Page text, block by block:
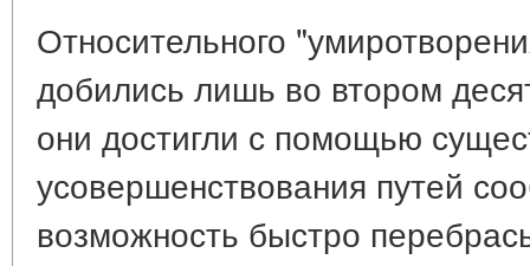
Относительного
добились лишь во втором
они достигли с помощью
усовершенствования путей
возможность быстро